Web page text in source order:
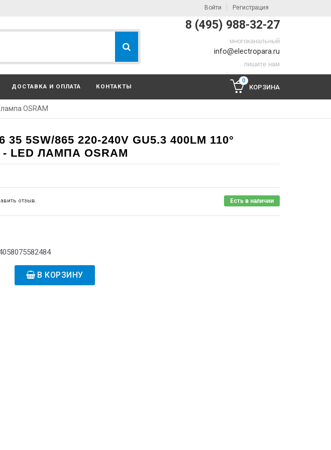
Войти Регистрация
8 (495) 988-32-27
многоканальный
info@electropara.ru
пишите нам
ДОСТАВКА И ОПЛАТА КОНТАКТЫ
0
КОРЗИНА
OSRAM
35 5SW/865 220-240V GU5.3 400LM 110°
- LED ЛАМПА OSRAM
отзыв. Есть в наличии
В КОРЗИНУ